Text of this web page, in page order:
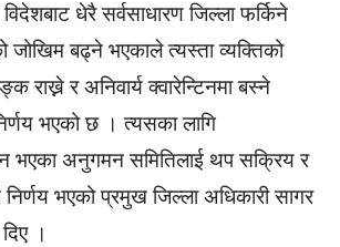
धेरै सर्वसाधारण जिल्ला फर्किने
जोखिम बढ्ने भएकाले त्यस्ता व्यक्तिको
राख्ने र अनिवार्य क्वारेन्टिनमा बस्ने
भएको छ । त्यसका लागि
भएका अनुगमन समितिलाई थप सक्रिय र
निर्णय भएको प्रमुख जिल्ला अधिकारी सागर
।